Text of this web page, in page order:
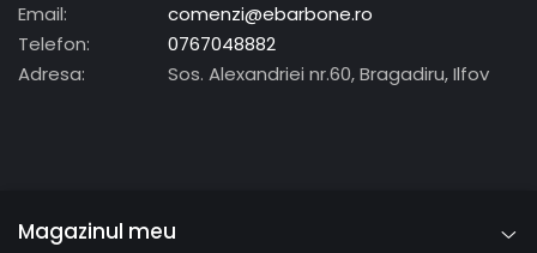
Email:
comenzi@ebarbone.ro
Telefon:
0767048882
Adresa:
Sos. Alexandriei nr.60, Bragadiru, Ilfov
Magazinul meu